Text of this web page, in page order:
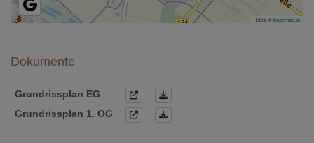
Tiles ©basemap.at
Dokumente
Grundrissplan EG
Grundrissplan 1. OG